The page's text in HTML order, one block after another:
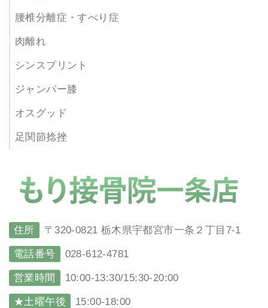
腰椎分離症・すべり症
肉離れ
シンスプリント
ジャンパー膝
オスグッド
足関節捻挫
住所 〒320-0821 栃木県宇都宮市一条２丁目7-1
電話番号 028-612-4781
営業時間 10:00-13:30/15:30-20:00
★土曜午後 15:00-18:00